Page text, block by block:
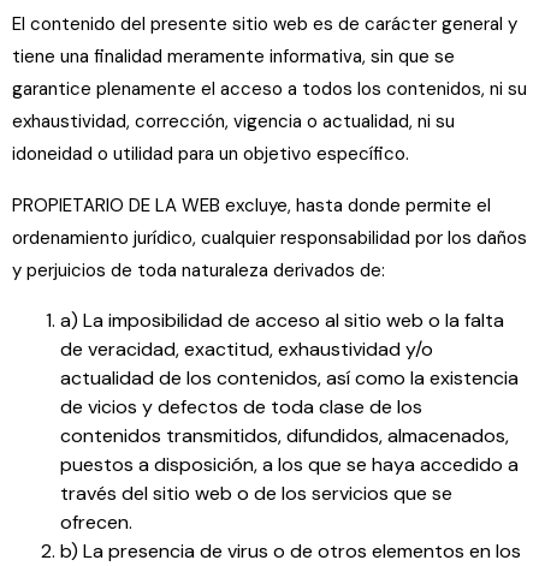
El contenido del presente sitio web es de carácter general y
tiene una finalidad meramente informativa, sin que se
garantice plenamente el acceso a todos los contenidos, ni su
exhaustividad, corrección, vigencia o actualidad, ni su
idoneidad o utilidad para un objetivo específico.
PROPIETARIO DE LA WEB excluye, hasta donde permite el
ordenamiento jurídico, cualquier responsabilidad por los daños
y perjuicios de toda naturaleza derivados de:
a) La imposibilidad de acceso al sitio web o la falta
de veracidad, exactitud, exhaustividad y/o
actualidad de los contenidos, así como la existencia
de vicios y defectos de toda clase de los
contenidos transmitidos, difundidos, almacenados,
puestos a disposición, a los que se haya accedido a
través del sitio web o de los servicios que se
ofrecen.
b) La presencia de virus o de otros elementos en los